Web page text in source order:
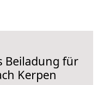
Beiladung für
Kerpen